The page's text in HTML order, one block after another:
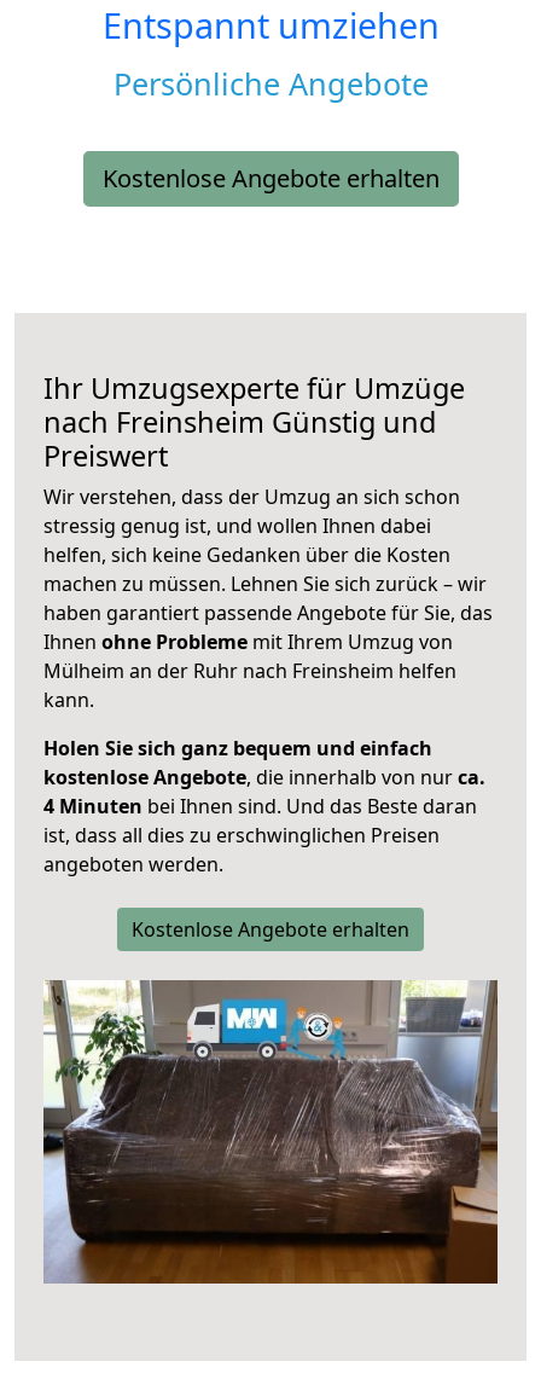
Entspannt umziehen
Persönliche Angebote
Kostenlose Angebote erhalten
Ihr Umzugsexperte für Umzüge
nach Freinsheim Günstig und
Preiswert
Wir verstehen, dass der Umzug an sich schon
stressig genug ist, und wollen Ihnen dabei
helfen, sich keine Gedanken über die Kosten
machen zu müssen. Lehnen Sie sich zurück – wir
haben garantiert passende Angebote für Sie, das
Ihnen ohne Probleme mit Ihrem Umzug von
Mülheim an der Ruhr nach Freinsheim helfen
kann.
Holen Sie sich ganz bequem und einfach
kostenlose Angebote, die innerhalb von nurca.
4 Minuten bei Ihnen sind. Und das Beste daran
ist, dass all dies zu erschwinglichen Preisen
angeboten werden.
Kostenlose Angebote erhalten